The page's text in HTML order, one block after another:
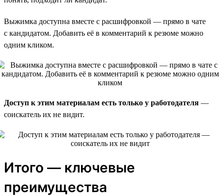
Выжимка доступна вместе с расшифровкой — прямо в чате
с кандидатом. Добавить её в комментарий к резюме можно
одним кликом.
Доступ к этим материалам есть только у работодателя —
соискатель их не видит.
Итого — ключевые
преимущества